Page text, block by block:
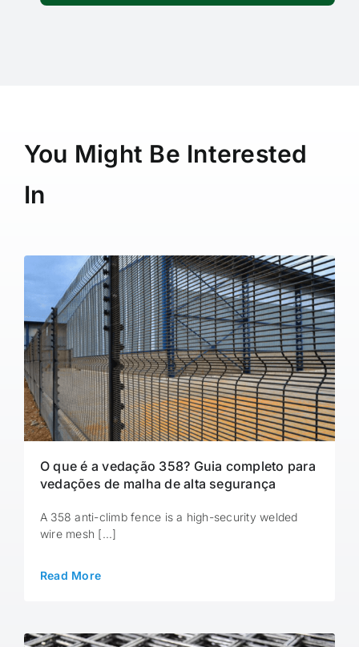
You Might Be Interested
In
O que é a vedação 358? Guia completo para
vedações de malha de alta segurança
A 358 anti-climb fence is a high-security welded
wire mesh [...]
Read More